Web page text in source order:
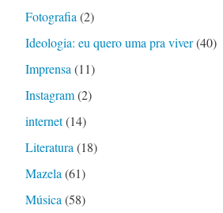
Fotografia (2)
Ideologia: eu quero uma pra viver(40)
Imprensa (11)
Instagram(2)
internet(14)
Literatura (18)
Mazela (61)
Música (58)